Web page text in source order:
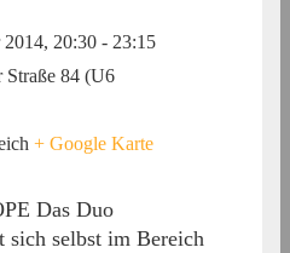
2014, 20:30 - 23:15
Straße 84 (U6
+ Google Karte
Das Duo
sich selbst im Bereich